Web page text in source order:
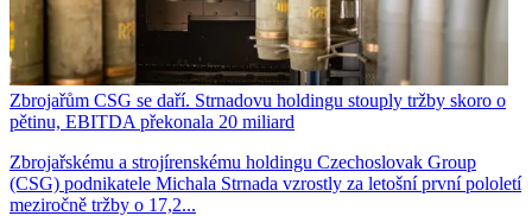
Zbrojařům CSG se daří. Strnadovu holdingu stouply tržby skoro o
pětinu, EBITDA překonala 20 miliard
Zbrojařskému a strojírenskému holdingu Czechoslovak Group
(CSG) podnikatele Michala Strnada vzrostly za letošní první pololetí
meziročně tržby o 17,2...